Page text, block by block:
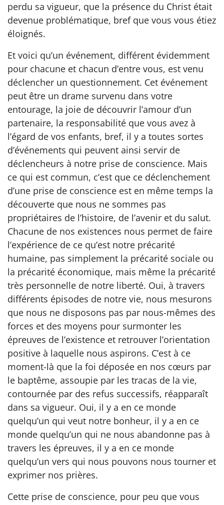
perdu sa vigueur, que la présence du Christ était
devenue problématique, bref que vous vous étiez
éloignés.
Et voici qu’un événement, différent évidemment
pour chacune et chacun d’entre vous, est venu
déclencher un questionnement. Cet événement
peut être un drame survenu dans votre
entourage, la joie de découvrir l’amour d’un
partenaire, la responsabilité que vous avez à
l’égard de vos enfants, bref, il y a toutes sortes
d’événements qui peuvent ainsi servir de
déclencheurs à notre prise de conscience. Mais
ce qui est commun, c’est que ce déclenchement
d’une prise de conscience est en même temps la
découverte que nous ne sommes pas
propriétaires de l’histoire, de l’avenir et du salut.
Chacune de nos existences nous permet de faire
l’expérience de ce qu’est notre précarité
humaine, pas simplement la précarité sociale ou
la précarité économique, mais même la précarité
très personnelle de notre liberté. Oui, à travers
différents épisodes de notre vie, nous mesurons
que nous ne disposons pas par nous-mêmes des
forces et des moyens pour surmonter les
épreuves de l’existence et retrouver l’orientation
positive à laquelle nous aspirons. C’est à ce
moment-là que la foi déposée en nos cœurs par
le baptême, assoupie par les tracas de la vie,
contournée par des refus successifs, réapparaît
dans sa vigueur. Oui, il y a en ce monde
quelqu’un qui veut notre bonheur, il y a en ce
monde quelqu’un qui ne nous abandonne pas à
travers les épreuves, il y a en ce monde
quelqu’un vers qui nous pouvons nous tourner et
exprimer nos prières.
Cette prise de conscience, pour peu que vous